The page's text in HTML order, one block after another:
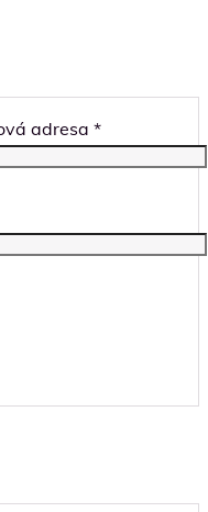
adresa *